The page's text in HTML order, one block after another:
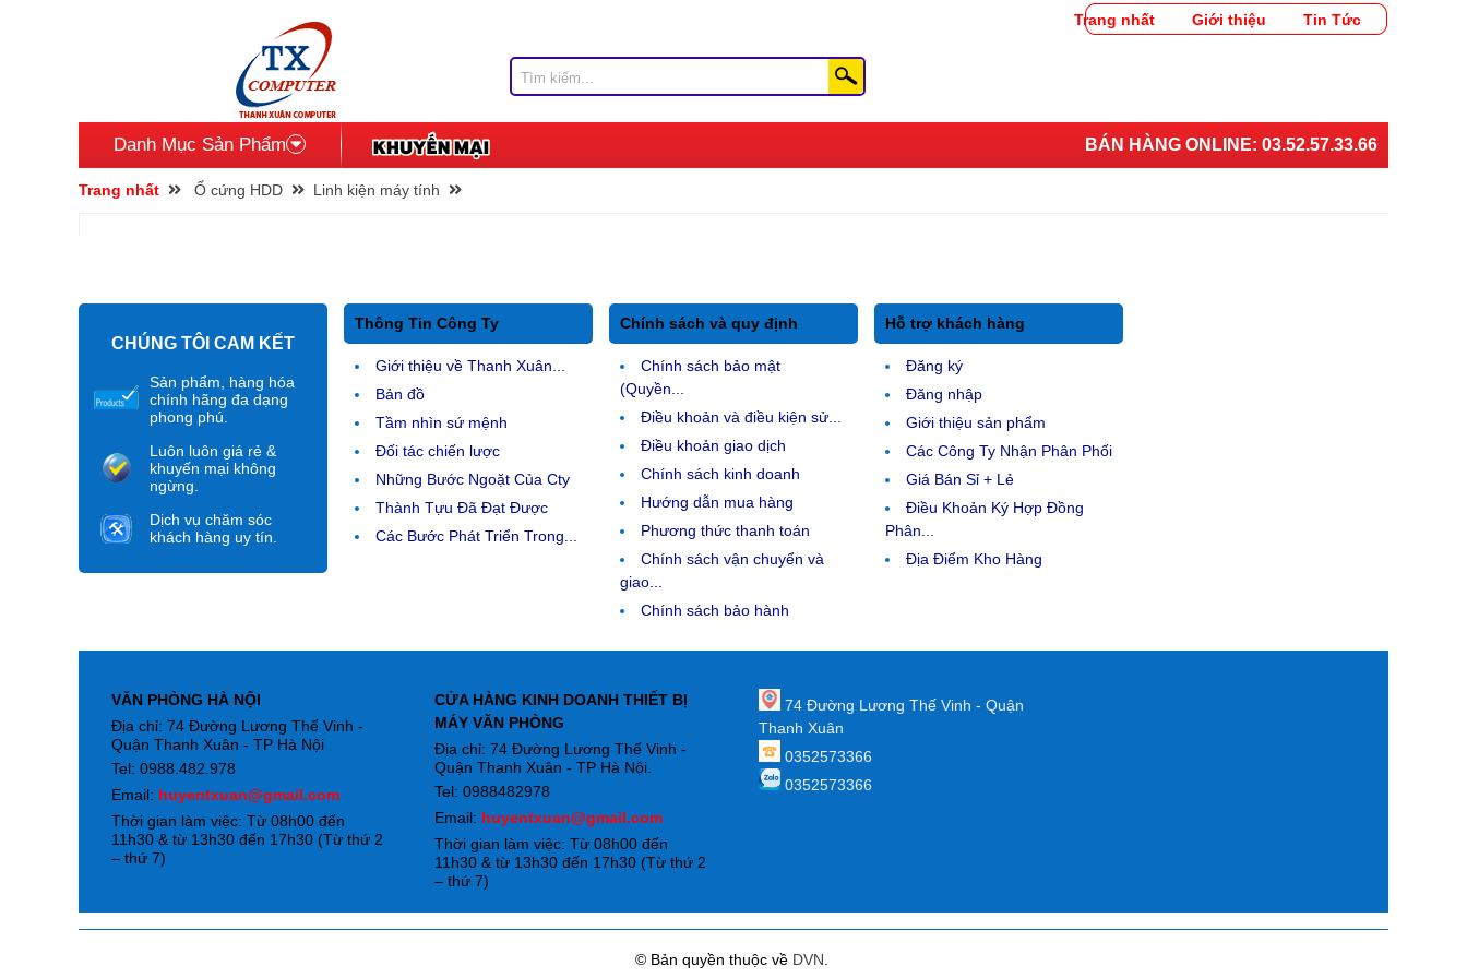
Trang nhất Giới thiệu Tin Tức
Danh Mục Sản Phẩm BÁN HÀNG ONLINE: 03.52.57.33.66
Trang nhất Ổ cứng HDD Linh kiện máy tính
CHÚNG TÔI CAM KẾT
Sản phẩm, hàng hóa
chính hãng đa dạng
phong phú.
Luôn luôn giá rẻ &
khuyến mại không
ngừng.
Dịch vụ chăm sóc
khách hàng uy tín.
Thông Tin Công Ty
Giới thiệu về Thanh Xuân...
Bản đồ
Tầm nhìn sứ mệnh
Đối tác chiến lược
Những Bước Ngoặt Của Cty
Thành Tựu Đã Đạt Được
Các Bước Phát Triển Trong...
Chính sách và quy định
Chính sách bảo mật
(Quyền...
Điều khoản và điều kiện sử...
Điều khoản giao dịch
Chính sách kinh doanh
Hướng dẫn mua hàng
Phương thức thanh toán
Chính sách vận chuyển và
giao...
Chính sách bảo hành
Hỗ trợ khách hàng
Đăng ký
Đăng nhập
Giới thiệu sản phẩm
Các Công Ty Nhận Phân Phối
Giá Bán Sỉ + Lẻ
Điều Khoản Ký Hợp Đồng
Phân...
Địa Điểm Kho Hàng
VĂN PHÒNG HÀ NỘI
Địa chỉ: 74 Đường Lương Thế Vinh -
Quận Thanh Xuân - TP Hà Nội
Tel: 0988.482.978
Email: huyentxuan@gmail.com
Thời gian làm việc: Từ 08h00 đến
11h30 & từ 13h30 đến 17h30 (Từ thứ 2
– thứ 7)
CỬA HÀNG KINH DOANH THIẾT BỊ
MÁY VĂN PHÒNG
Địa chỉ: 74 Đường Lương Thế Vinh -
Quận Thanh Xuân - TP Hà Nội.
Tel: 0988482978
Email: huyentxuan@gmail.com
Thời gian làm việc: Từ 08h00 đến
11h30 & từ 13h30 đến 17h30 (Từ thứ 2
– thứ 7)
74 Đường Lương Thế Vinh - Quận
Thanh Xuân
0352573366
0352573366
© Bản quyền thuộc về DVN